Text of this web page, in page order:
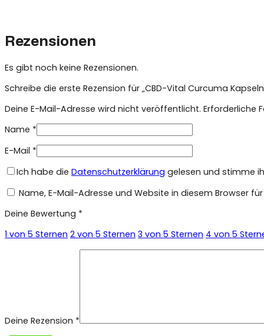
Rezensionen
Es gibt noch keine Rezensionen.
Schreibe die erste Rezension für „CBD-Vital Curcuma
Deine E-Mail-Adresse wird nicht veröffentlicht. Erforderliche
Name *
E-Mail *
Ich habe die Datenschutzerklärung gelesen und stimme
Name, E-Mail-Adresse und Website in diesem Browser
Deine Bewertung *
1 von 5 Sternen 2 von 5 Sternen 3 von 5 Sternen 4 von 5
Deine Rezension *